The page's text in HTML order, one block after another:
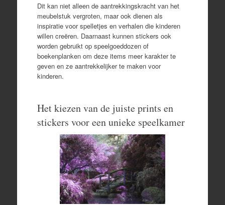
Dit kan niet alleen de aantrekkingskracht van het
meubelstuk vergroten, maar ook dienen als
inspiratie voor spelletjes en verhalen die kinderen
willen creëren. Daarnaast kunnen stickers ook
worden gebruikt op speelgoeddozen of
boekenplanken om deze items meer karakter te
geven en ze aantrekkelijker te maken voor
kinderen.
Het kiezen van de juiste prints en
stickers voor een unieke speelkamer